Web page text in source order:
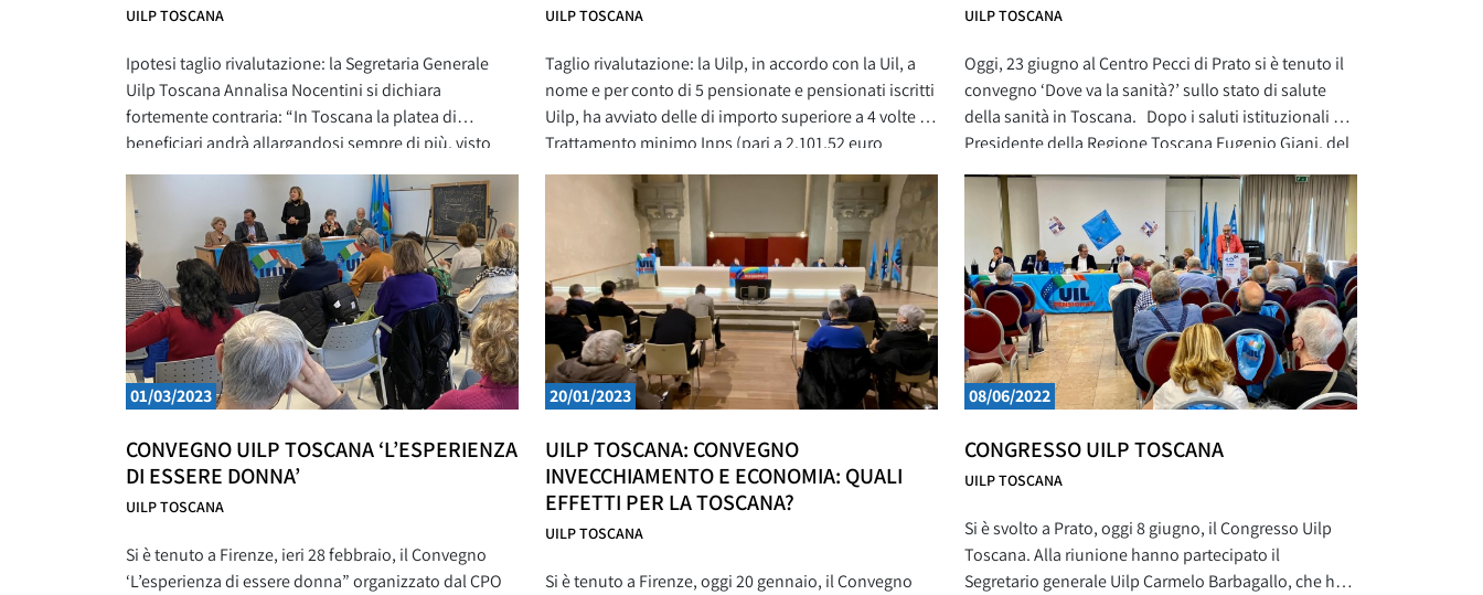
UILP TOSCANA
Ipotesi taglio rivalutazione: la Segretaria Generale
Uilp Toscana Annalisa Nocentini si dichiara
fortemente contraria: “In Toscana la platea di
beneficiari andrà allargandosi sempre di più, visto
l’incrementarsi dell’incidenza della popolazione in
età pensionabile sul totale: questo significa un
impatto potenzialmente devastante del taglio sulla
rivalutazione delle pensioni, soprattutto sulla classe
media” “Sono anni, se non
UILP TOSCANA
Taglio rivalutazione: la Uilp, in accordo con la Uil, a
nome e per conto di 5 pensionate e pensionati iscritti
Uilp, ha avviato delle di importo superiore a 4 volte il
Trattamento minimo Inps (pari a 2.101,52 euro
mensili lordi) disposto dalla Legge di Bilancio 2023.
“La Uilp – dichiara il Segretario Generale – vuole
UILP TOSCANA
Oggi, 23 giugno al Centro Pecci di Prato si è tenuto il
convegno ‘Dove va la sanità?’ sullo stato di salute
della sanità in Toscana. Dopo i saluti istituzionali del
Presidente della Regione Toscana Eugenio Giani, del
Sindaco di Prato Matteo Biffoni e dei padroni di casa
della UIL Prato e del Centro Pecci,
01/03/2023
CONVEGNO UILP TOSCANA ‘L’ESPERIENZA
DI ESSERE DONNA’
UILP TOSCANA
Si è tenuto a Firenze, ieri 28 febbraio, il Convegno
‘L’esperienza di essere donna” organizzato dal CPO
20/01/2023
UILP TOSCANA: CONVEGNO
INVECCHIAMENTO E ECONOMIA: QUALI
EFFETTI PER LA TOSCANA?
UILP TOSCANA
Si è tenuto a Firenze, oggi 20 gennaio, il Convegno
08/06/2022
CONGRESSO UILP TOSCANA
UILP TOSCANA
Si è svolto a Prato, oggi 8 giugno, il Congresso Uilp
Toscana. Alla riunione hanno partecipato il
Segretario generale Uilp Carmelo Barbagallo, che ha